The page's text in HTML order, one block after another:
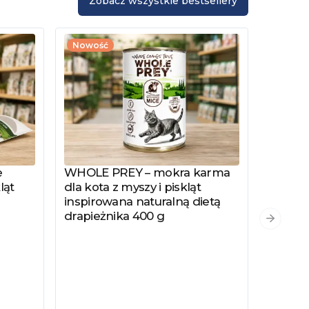
Nowość
Zobacz produkt
WHOLE PREY – mokra karma
dla kota z myszy i piskląt
inspirowana naturalną dietą
drapieżnika 400 g